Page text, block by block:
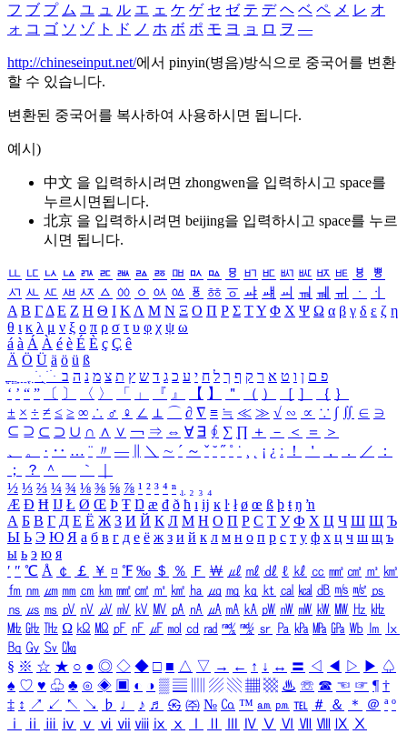
フ ブ プ ム ユ ュ ル エ ェ ケ ゲ セ ゼ テ デ ヘ ベ ペ メ レ オ
ォ コ ゴ ソ ゾ ト ド ノ ホ ボ ポ モ ヨ ョ ロ ヲ ―
http://chineseinput.net/에서 pinyin(병음)방식으로 중국어를 변환
할 수 있습니다.
변환된 중국어를 복사하여 사용하시면 됩니다.
예시)
中文 을 입력하시려면 zhongwen을 입력하시고 space를
누르시면됩니다.
北京 을 입력하시려면 beijing을 입력하시고 space를 누르
시면 됩니다.
ㅥ ㅦ ㅧ ㅨ ㅩ ㅪ ㅫ ㅬ ㅭ ㅮ ㅯ ㅰ ㅱ ㅲ ㅳ ㅴ ㅵ ㅶ ㅷ ㅸ
ㅹ
ㅺ ㅻ ㅼ ㅽ ㅾ ㅿ ㆀ ㆁ ㆂ ㆃ ㆄ ㆅ ㆆ ㆇ ㆈ ㆉ ㆊ ㆋ ㆌ ㆍ
ㆎ
Α Β ΓΔ Ε Ζ Η Θ Ι ΚΛ Μ Ν Ξ Ο Π Ρ Σ ΤΥ Φ Χ Ψ Ω α β γ δ ε ζ η
θ ι κ λ μ ν ξ ο π ρ σ τ υ φ χ ψ ω
á à Á À é è É È ç Ç ê
Ä Ö Ü ä ö ü ß
ִֶֹ ֻּ ׁׂ פ ם ן ו ט א ר ק ף ך ל ח י ע כ ג ד ש ץ ת צ מ נ ה ב
‘ ’ “ ” 〔 〕 〈 〉 「 」 『 』 【 】 ＂ （ ） ［ ］ ｛ ｝
± × ÷ ≠ ≤ ≥ ∞ ∴ ♂ ♀ ∠ ⊥ ⌒ ∂ ∇ ≡ ≒ ≪ ≫ √ ∽ ∝ ∵ ∫ ∬ ∈ ∋
⊆ ⊇ ⊂ ⊃ ∪ ∩ ∧ ∨ ￢ ⇒ ⇔ ∀ ∃ ∮ ∑ ∏ ＋ － ＜ ＝
＞
、
。 · ‥ … ¨ 〃 ― ＼ ∼ ´ ～ ˇ ˘ ˝ ˚ ˙ ¸ ¡ ¿ ː ！ ＇ ， ． ／
：
；
？ ＾ ｀
½ ⅓ ⅔ ¼ ¾ ⅛ ⅜ ⅝ ⅞ ¹ ² ³ ⁴ ⁿ ₁ ₂ ₃ ₄
Æ Ð Ħ Ĳ Ł Ø Œ Þ Ŧ Ŋ æ đ ð ħ ı ĳ ĸ ŀ ł ø œ ß þ ŧ ŋ ŉ
А Б В Г Д Е Ё Ж З И Й К Л М Н О П Р С Т У Ф Х Ц Ч Ш Щ Ъ
Ы Ь Э Ю Я а б в г д е ё ж з и й к л м н о п р с т у ф х ц ч ш щ ъ
ы ь э ю я
′ ″ ℃ Å ￠ ￡ ￥ ¤ ℉ ‰ ＄ ％ Ｆ ￦ ㎕ ㎖ ㎗ ℓ ㎘ ㏄ ㎣ ㎤ ㎥ ㎦
㎙ ㎚ ㎛ ㎜ ㎝ ㎞ ㎟ ㎠ ㎡ ㎢ ㏊ ㎍ ㎎ ㎏ ㏏ ㎈ ㎉ ㏈ ㎧ ㎨ ㎰
㎱ ㎲ ㎳ ㎴ ㎵ ㎶ ㎷ ㎸ ㎹ ㎀ ㎁ ㎂ ㎃ ㎄ ㎺ ㎻ ㎽ ㎾ ㎿ ㎐ ㎑
㎒ ㎓ ㎔ Ω ㏀ ㏁ ㎊ ㎋ ㎌ ㏖ ㏅ ㎭ ㎮ ㎯ ㏛ ㎩ ㎪ ㎫ ㎬ ㏝ ㏐
㏓
㏃ ㏉ ㏜ ㏆
§ ※ ☆ ★ ○ ● ◎ ◇ ◆ □ ■ △ ▽ → ← ↑ ↓ ↔ 〓 ◁ ◀ ▷ ▶ ♤
♠ ♡ ♥ ♧ ♣ ⊙ ◈ ▣ ◐ ◑ ▒ ▤ ▨ ▧ ▦ ▩ ♨ ☏ ☎ ☜ ☞ ¶ †
‡ ↕ ↗ ↙ ↖ ↘ ♭ ♩ ♪ ♬ ㉿ ㈜ № ㏇ ™ ㏂ ㏘ ℡ ＃ ＆ ＊ ＠ ª º
ⅰ
ⅱ ⅲ ⅳ ⅴ ⅵ ⅶ ⅷ ⅸ ⅹ Ⅳ Ⅴ Ⅵ Ⅶ Ⅷ Ⅸ Ⅹ